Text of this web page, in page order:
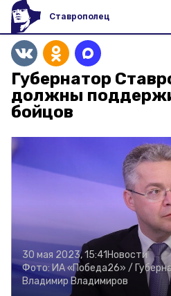
Ставрополец
Губернатор
должны
бойцов
30 мая 2023, 15:41 Новости
Фото: ИА «Победа26» /
Владимир Владимиров